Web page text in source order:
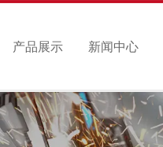
产品展示 新闻中心